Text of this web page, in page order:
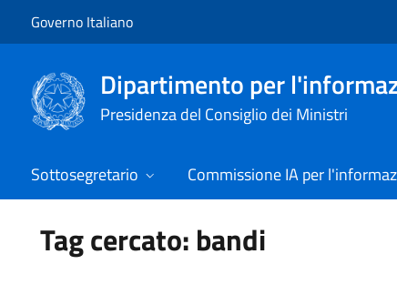
Governo Italiano
Dipartimento per
Presidenza del Consiglio dei Ministri
Sottosegretario Commissione IA per
Tag cercato: bandi